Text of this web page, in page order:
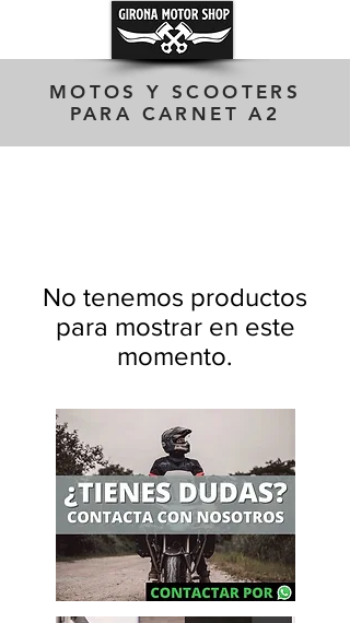
MOTOS Y SCOOTERS
PARA CARNET A2
No tenemos productos
para mostrar en este
momento.